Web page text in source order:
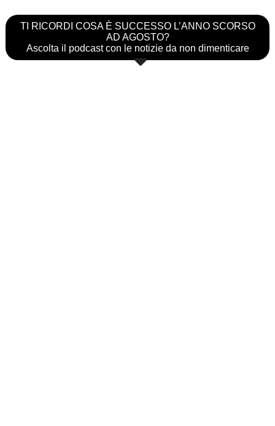
TI RICORDI COSA È SUCCESSO L’ANNO SCORSO
AD AGOSTO?
Ascolta il podcast con le notizie da non dimenticare